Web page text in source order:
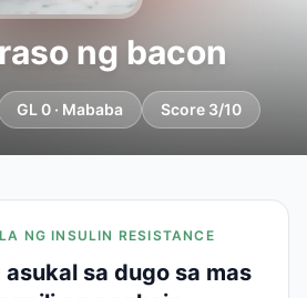
ng bacon
GL 0 · Mababa Score 3/10
NG INSULIN RESISTANCE
sa dugo sa mas